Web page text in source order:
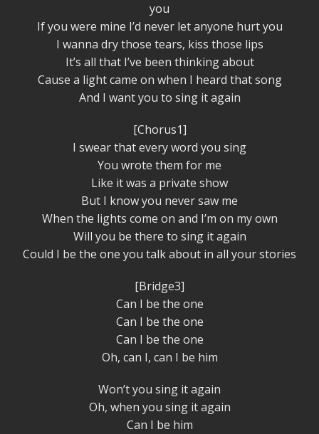
you
If you were mine I’d never let anyone hurt you
I wanna dry those tears, kiss those lips
It’s all that I’ve been thinking about
Cause a light came on when I heard that song
And I want you to sing it again
[Chorus1]
I swear that every word you sing
You wrote them for me
Like it was a private show
But I know you never saw me
When the lights come on and I’m on my own
Will you be there to sing it again
Could I be the one you talk about in all your stories
[Bridge3]
Can I be the one
Can I be the one
Can I be the one
Oh, can I, can I be him
Won’t you sing it again
Oh, when you sing it again
Can I be him